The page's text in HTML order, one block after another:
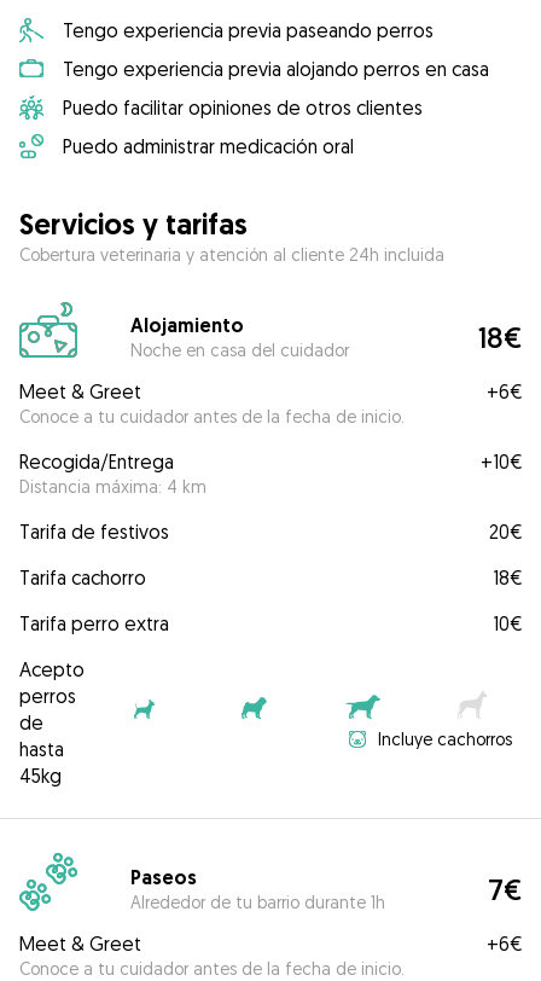
Tengo experiencia previa paseando perros
Tengo experiencia previa alojando perros en casa
Puedo facilitar opiniones de otros clientes
Puedo administrar medicación oral
Servicios y tarifas
Cobertura veterinaria y atención al cliente 24h incluida
Alojamiento
Noche en casa del cuidador 18€
Meet & Greet
Conoce a tu cuidador antes de la fecha de inicio.
+6€
Recogida/Entrega
Distancia máxima: 4 km
+10€
Tarifa de festivos
20€
Tarifa cachorro
18€
Tarifa perro extra
10€
Acepto
perros
de
hasta
45kg
Incluye cachorros
Paseos
Alrededor de tu barrio durante 1h 7€
Meet & Greet
Conoce a tu cuidador antes de la fecha de inicio.
+6€